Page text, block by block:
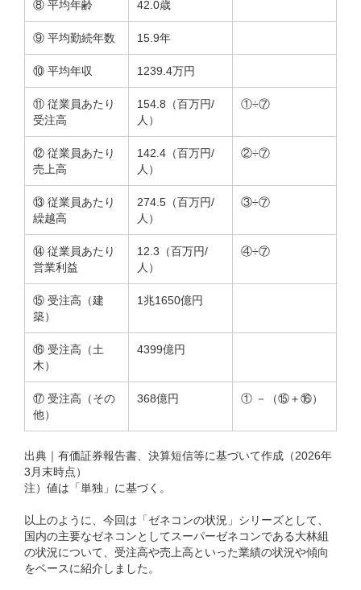
⑧ 平均年齢 42.0歳
⑨ 平均勤続年数 15.9年
⑩ 平均年収 1239.4万円
⑪ 従業員あたり
受注高
154.8（百万円/
人）
①÷⑦
⑫ 従業員あたり
売上高
142.4（百万円/
人）
②÷⑦
⑬ 従業員あたり
繰越高
274.5（百万円/
人）
③÷⑦
⑭ 従業員あたり
営業利益
12.3（百万円/
人）
④÷⑦
⑮ 受注高（建
築）
1兆1650億円
⑯ 受注高（土
木）
4399億円
⑰ 受注高（その
他）
368億円 ① －（⑮＋⑯）
出典｜有価証券報告書、決算短信等に基づいて作成（2026年
3月末時点）
注）値は「単独」に基づく。
以上のように、今回は「ゼネコンの状況」シリーズとして、
国内の主要なゼネコンとしてスーパーゼネコンである大林組
の状況について、受注高や売上高といった業績の状況や傾向
をベースに紹介しました。